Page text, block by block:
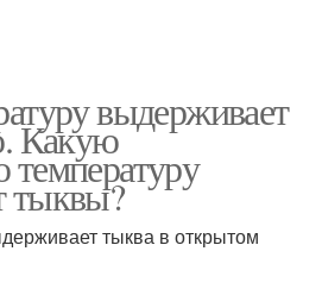
выдерживает
Какую
тыквы?
тыква в открытом